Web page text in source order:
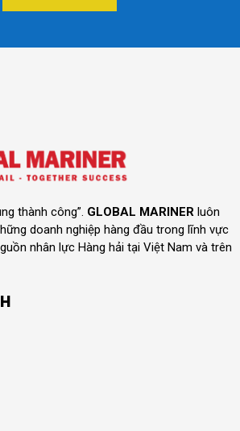
thành công”. GLOBAL MARINER luôn
doanh nghiệp hàng đầu trong lĩnh vực
nhân lực Hàng hải tại Việt Nam và trên